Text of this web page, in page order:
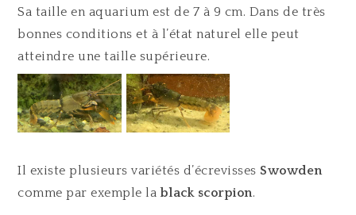
Sa taille en aquarium est de 7 à 9 cm. Dans de très
bonnes conditions et à l’état naturel elle peut
atteindre une taille supérieure.
Il existe plusieurs variétés d’écrevissesSwowden
comme par exemple la black scorpion.